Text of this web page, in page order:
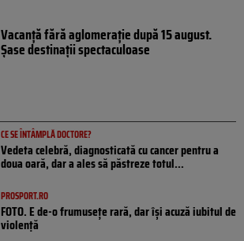
Vacanță fără aglomerație după 15 august.
Șase destinații spectaculoase
CE SE ÎNTÂMPLĂ DOCTORE?
Vedeta celebră, diagnosticată cu cancer pentru a
doua oară, dar a ales să păstreze totul...
PROSPORT.RO
FOTO. E de-o frumusețe rară, dar își acuză iubitul de
violență